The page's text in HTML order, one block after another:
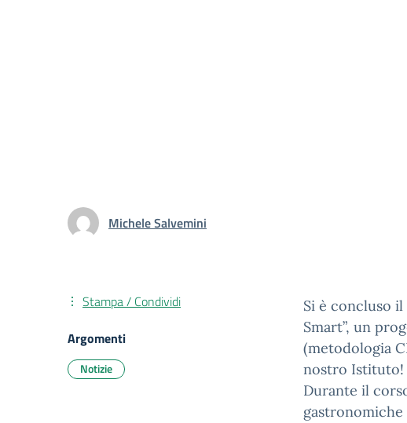
Michele Salvemini
Si è concluso
Smart”, un
(metodologia
nostro Istituto!
Durante il
Stampa / Condividi
Argomenti
Notizie